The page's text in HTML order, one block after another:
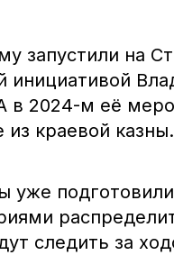
запустили на
инициативой
в 2024-м её
из краевой
уже
следить за